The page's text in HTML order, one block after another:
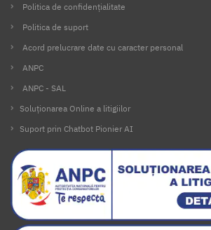
Politica de confidențialitate
Politica de suport
Acord prelucrare date cu caracter personal
ANPC
ANPC - SAL
Soluționarea Online a litigiilor
Suport prin Chatbot Pionier AI